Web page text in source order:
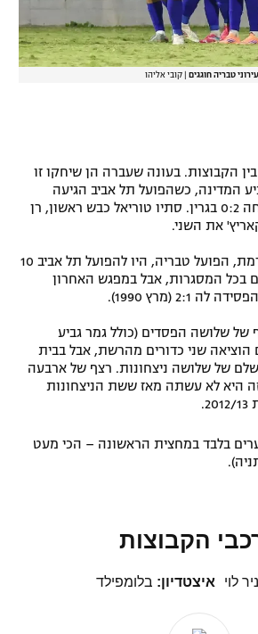
טבריה חוגגים קובי אליהו
הקבוצות. בעונה שעברה הן שיחקו זו
המדינה, כשהפועל תל אביב הגיעה
מהליגה הלאומית וניצחה 0:2 בגרין. סתיו טוריאל כבש ראשון, רן
את השני.
* מול הטבריינית הקודמת, הפועל טבריה, היו להפועל תל אביב 10
ב-15 משחקים בכל המסגרות, אבל במפגש האחרון
2:1 (מרץ 1990).
של שלושה הפסדים (כולל גמר גביע
שני כדורים מהרשת, אבל בבית
של שלושה ניצחונות. רצף של ארבעה
זה היא לא עשתה מאז ששת הניצחונות
בלבד במחצית הראשונה – הכי מעט
הקבוצות
לוי איצטדיון: בלומפילד